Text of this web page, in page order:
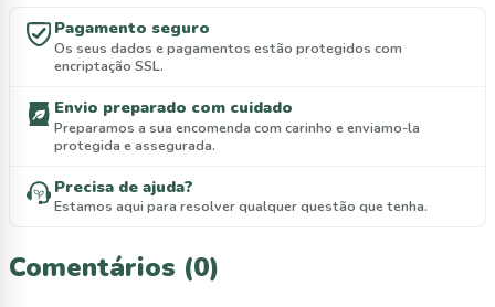
Pagamento seguro
Os seus dados e pagamentos estão protegidos com
encriptação SSL.
Envio preparado com cuidado
Preparamos a sua encomenda com carinho e enviamo-la
protegida e assegurada.
Precisa de ajuda?
Estamos aqui para resolver qualquer questão que tenha.
Comentários (0)